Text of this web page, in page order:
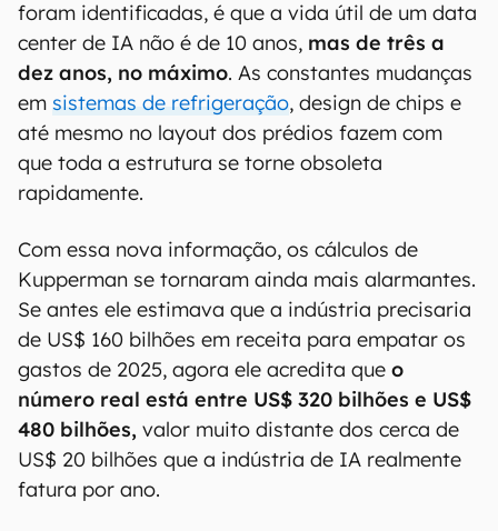
foram identificadas, é que a vida útil de um data
center de IA não é de 10 anos, mas de três a
dez anos, no máximo. As constantes mudanças
em sistemas de refrigeração, design de chips e
até mesmo no layout dos prédios fazem com
que toda a estrutura se torne obsoleta
rapidamente.
Com essa nova informação, os cálculos de
Kupperman se tornaram ainda mais alarmantes.
Se antes ele estimava que a indústria precisaria
de US$ 160 bilhões em receita para empatar os
gastos de 2025, agora ele acredita que o
número real está entre US$ 320 bilhões e US$
480 bilhões, valor muito distante dos cerca de
US$ 20 bilhões que a indústria de IA realmente
fatura por ano.